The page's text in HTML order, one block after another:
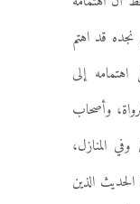
نجده قد اهتم
إلى
وأصحاب
المنازل،
الذين